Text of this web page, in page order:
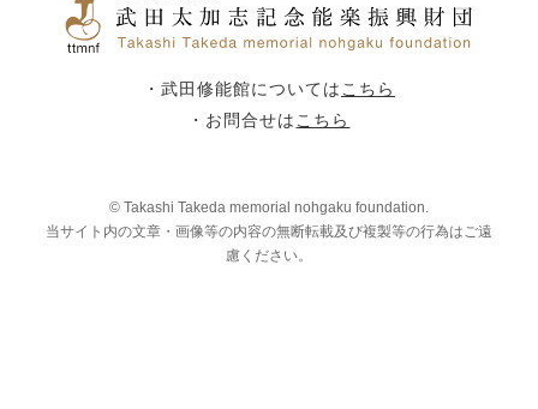
・武田修能館についてはこちら
・お問合せはこちら
© Takashi Takeda memorial nohgaku foundation.
当サイト内の文章・画像等の内容の無断転載及び複製等の行為はご遠
慮ください。